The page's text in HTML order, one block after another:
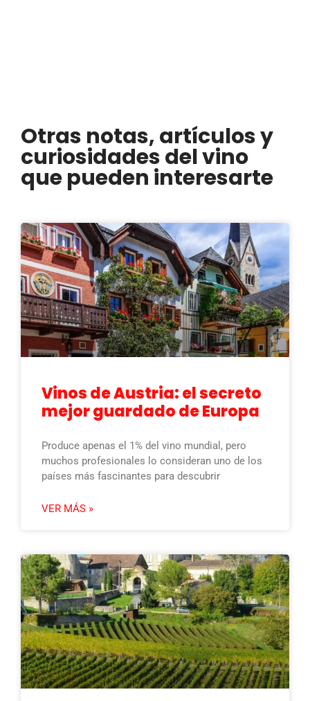
Otras notas, artículos y
curiosidades del vino
que pueden interesarte
Vinos de Austria: el secreto
mejor guardado de Europa
Produce apenas el 1% del vino mundial, pero
muchos profesionales lo consideran uno de los
países más fascinantes para descubrir
VER MÁS »